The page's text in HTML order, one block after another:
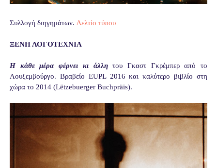
Συλλογή διηγημάτων. Δελτίο τύπου
ΞΕΝΗ ΛΟΓΟΤΕΧΝΙΑ
Η κάθε μέρα φέρνει κι άλλητου Γκαστ Γκρέμπερ από το
Λουξεμβούργο. Βραβείο EUPL 2016 και καλύτερο βιβλίο στη
χώρα το 2014 (Lëtzebuerger Buchpräis).